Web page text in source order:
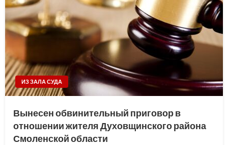
ИЗ ЗАЛА СУДА
Вынесен обвинительный приговор в
отношении жителя Духовщинского района
Смоленской области